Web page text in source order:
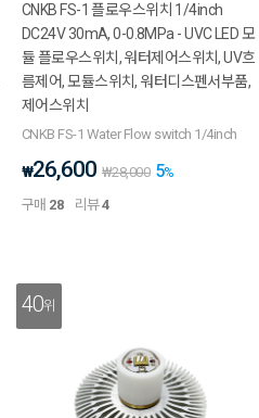
CNKB FS-1 플로우스위치 1/4inch
DC24V 30mA, 0-0.8MPa - UVC LED 모
듈 플로우스위치, 워터제어스위치, UV흐
름제어, 모듈스위치, 워터디스펜서부품,
제어스위치
CNKB FS-1 Water Flow switch 1/4inch
₩26,600 ₩28,000 5%
구매 28 리뷰4
40위